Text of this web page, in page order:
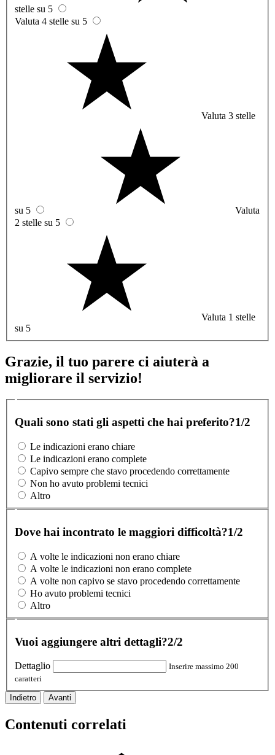
stelle su 5
Valuta 4 stelle su 5
Valuta 3 stelle
su 5
Valuta
2 stelle su 5
Valuta 1 stelle
su 5
Grazie, il tuo parere ci aiuterà a
migliorare il servizio!
Quali sono stati gli aspetti che hai preferito?1/2
Le indicazioni erano chiare
Le indicazioni erano complete
Capivo sempre che stavo procedendo correttamente
Non ho avuto problemi tecnici
Altro
Dove hai incontrato le maggiori difficoltà?1/2
A volte le indicazioni non erano chiare
A volte le indicazioni non erano complete
A volte non capivo se stavo procedendo correttamente
Ho avuto problemi tecnici
Altro
Vuoi aggiungere altri dettagli?2/2
Dettaglio
Inserire massimo 200
caratteri
Indietro Avanti
Contenuti correlati